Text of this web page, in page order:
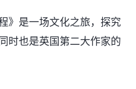
》是一场文化之旅，探究
时也是英国第二大作家的